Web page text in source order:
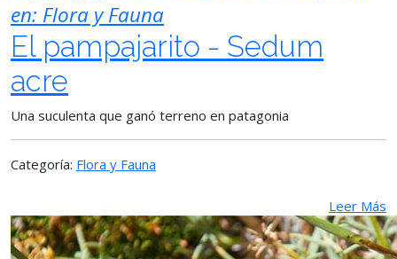
en: Flora y Fauna
El pampajarito - Sedum
acre
Una suculenta que ganó terreno en patagonia
Categoría: Flora y Fauna
Leer Más